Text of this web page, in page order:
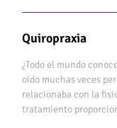
Quiropraxia
¿Todo el mundo
oído muchas veces
relacionaba con la
tratamiento